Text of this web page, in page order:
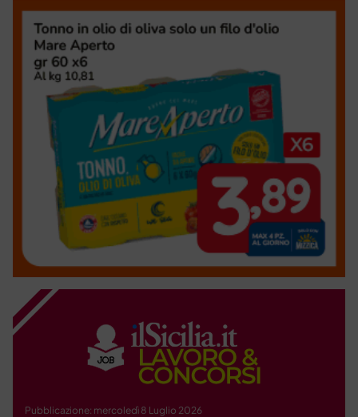
Pubblicazione: mercoledì 8 Luglio 2026